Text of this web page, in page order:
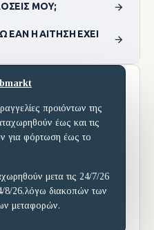
ΜΟΥ;
ΕΆΝ Η ΑΊΤΗΣΗ ΈΧΕΙ
προιόντων της
έως και τις
για φόρτωση έως το
μετα τις 24/7/26
8/26,λόγω διακοπών των
μεταφορών.